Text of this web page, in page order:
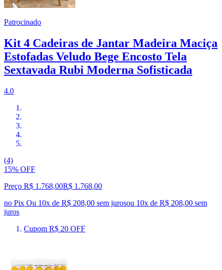
Patrocinado
Kit 4 Cadeiras de Jantar Madeira Maciça
Estofadas Veludo Bege Encosto Tela
Sextavada Rubi Moderna Sofisticada
4.0
(4)
15% OFF
Preço R$ 1.768,00R$ 1.768,00
no Pix Ou 10x de R$ 208,00 sem jurosou 10x de R$ 208,00 sem
juros
Cupom R$ 20 OFF